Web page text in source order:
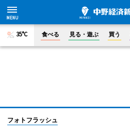
35°C 食べる 見る・遊ぶ 買う
フォトフラッシュ